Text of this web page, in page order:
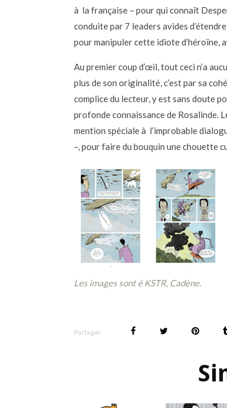
à la française – pour qui connaît
conduite par 7 leaders avides
pour manipuler cette idiote d’héroïne,
Au premier coup d’œil, tout ceci n’a
plus de son originalité, c’est par sa
complice du lecteur, y est sans doute
profonde connaissance de Rosalinde.
mention spéciale à l’improbable
–, pour faire du bouquin une chouette
Les images sont é KSTR, Cadène.
Partager